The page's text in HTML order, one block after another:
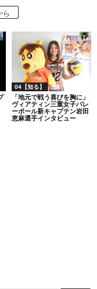
ら
04【知る】
「地元で戦う喜びを胸に」
ヴィアティン三重女子バレ
ーボール新キャプテン岩田
恵麻選手インタビュー